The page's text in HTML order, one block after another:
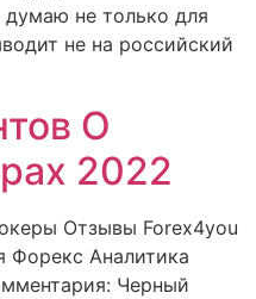
не только для
не на российский
О
2022
Отзывы Forex4you
Форекс Аналитика
Черный